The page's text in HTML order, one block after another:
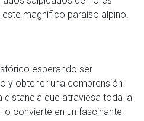
magnífico paraíso alpino.
esperando ser
y obtener una comprensión
distancia que atraviesa toda la
convierte en un fascinante